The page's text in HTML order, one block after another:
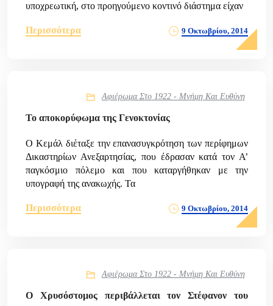
υποχρεωτική, στο προηγούμενο κοντινό διάστημα είχαν
Περισσότερα 9 Οκτωβρίου, 2014
Αφιέρωμα Στο 1922 - Μνήμη Και Ευθύνη
Το αποκορύφωμα της Γενοκτονίας
Ο Κεμάλ διέταξε την επανασυγκρότηση των περίφημων
Δικαστηρίων Ανεξαρτησίας, που έδρασαν κατά τον Α’
παγκόσμιο πόλεμο και που καταργήθηκαν με την
υπογραφή της ανακωχής. Τα
Περισσότερα 9 Οκτωβρίου, 2014
Αφιέρωμα Στο 1922 - Μνήμη Και Ευθύνη
Ο Χρυσόστομος περιβάλλεται τον Στέφανον του